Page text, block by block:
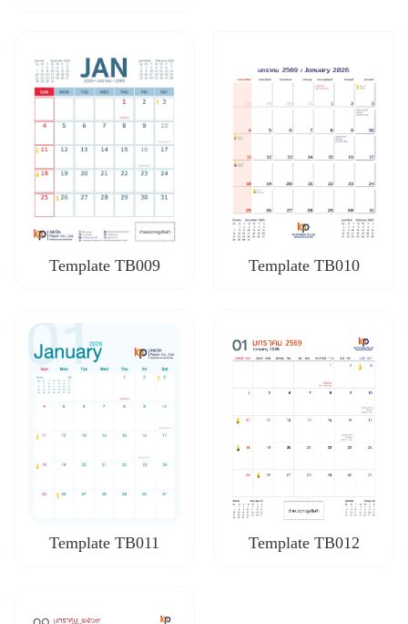
Template TB009 Template TB010
Template TB011 Template TB012